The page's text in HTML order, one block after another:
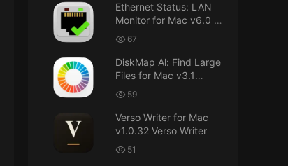
接！直接从苹果公司下载。
u8562248263583923 • 2026-07-29
黑苹果已死
来源： macOS Golden Gate 27 完整安装包链
接！直接从苹果公司下载。
u6525353742092371 • 2026-07-26
Ethernet Status: LAN
Monitor for Mac v6.0 以
太网状态：LAN 监控
67
DiskMap Al: Find Large
Files for Mac v3.1
DiskMap AL：查找大文
件
59
Verso Writer for Mac
v1.0.32 Verso Writer
51